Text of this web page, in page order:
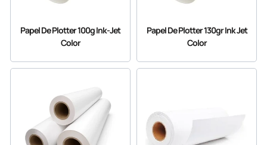
Papel De Plotter 100g Ink-Jet
Color
Papel De Plotter 130gr Ink Jet
Color